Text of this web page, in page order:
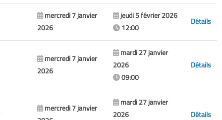
mercredi 7 janvier
2026
jeudi 5 février 2026
12:00
Détails
mercredi 7 janvier
2026
mardi 27 janvier
2026
09:00
Détails
mercredi 7 janvier
mardi 27 janvier
2026
Détails